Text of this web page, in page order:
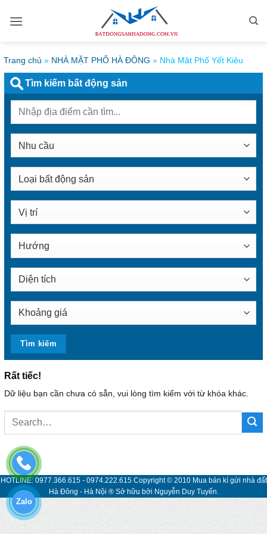
qua
Trang chủ » NHÀ MẶT PHỐ HÀ ĐÔNG » Nhà Mặt Phố Yết Kiêu
Rất tiếc!
Dữ liệu bạn cần chưa có sẵn, vui lòng tìm kiếm với từ khóa khác.
Tìm kiếm bất động sản
HOTLINE: 0977.366.615 - 0974.222.615 Copyright © 2010 Mua bán kí gửi nhà đất
Hà Đông - Hà Nội ® Sở hữu bởi Nguyễn Duy Tuyến.
Zalo